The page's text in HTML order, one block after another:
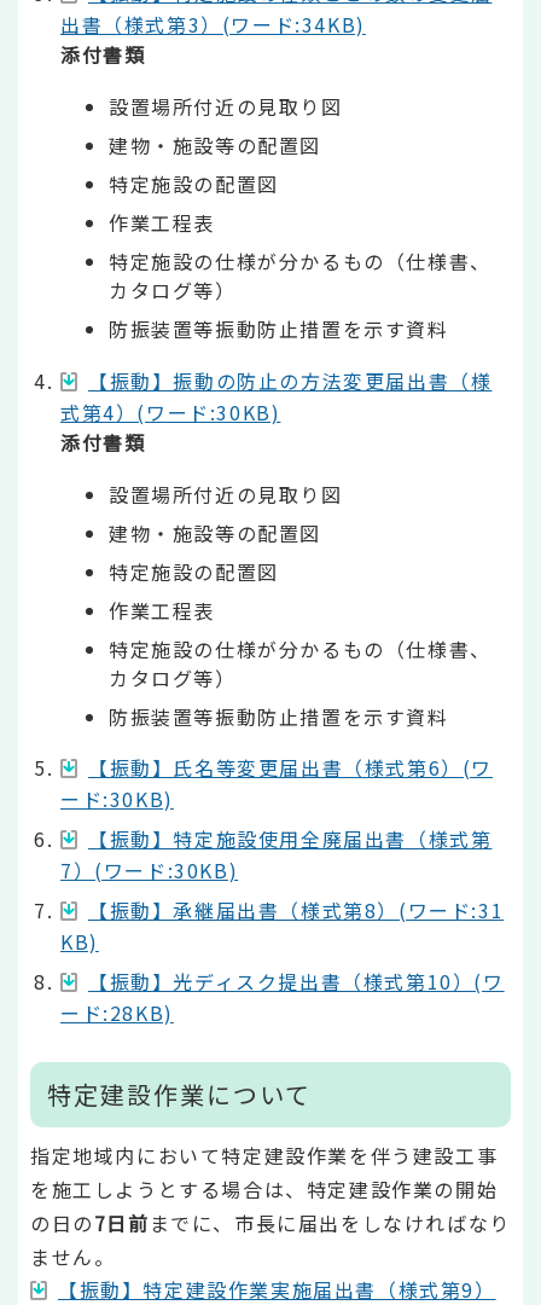
出書（様式第3）(ワード:34KB)
添付書類
設置場所付近の見取り図
建物・施設等の配置図
特定施設の配置図
作業工程表
特定施設の仕様が分かるもの（仕様書、
カタログ等）
防振装置等振動防止措置を示す資料
【振動】振動の防止の方法変更届出書（様
式第4）(ワード:30KB)
添付書類
設置場所付近の見取り図
建物・施設等の配置図
特定施設の配置図
作業工程表
特定施設の仕様が分かるもの（仕様書、
カタログ等）
防振装置等振動防止措置を示す資料
【振動】氏名等変更届出書（様式第6）(ワ
ード:30KB)
【振動】特定施設使用全廃届出書（様式第
7）(ワード:30KB)
【振動】承継届出書（様式第8）(ワード:31
KB)
【振動】光ディスク提出書（様式第10）(ワ
ード:28KB)
特定建設作業について
指定地域内において特定建設作業を伴う建設工事
を施工しようとする場合は、特定建設作業の開始
の日の7日前 までに、市長に届出をしなければなり
ません。
【振動】特定建設作業実施届出書（様式第9）